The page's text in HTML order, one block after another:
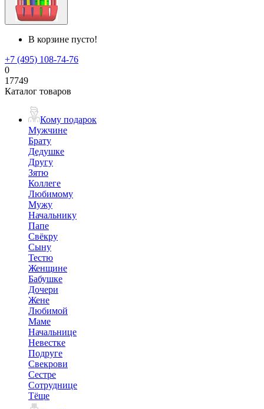
В корзине пусто!
+7 (495) 108-74-76
0
17749
Каталог товаров
Кому подарок
Мужчине
Брату
Дедушке
Другу
Зятю
Коллеге
Любимому
Мужу
Начальнику
Папе
Свёкру
Сыну
Тестю
Женщине
Бабушке
Дочери
Жене
Любимой
Маме
Начальнице
Невестке
Подруге
Свекрови
Сестре
Сотруднице
Тёще